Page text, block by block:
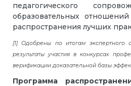
педагогического
образовательных
распространения лучших
[1] Одобрены по итогам экспертного
результаты участия в конкурсах
верификации доказательной базы
Программа